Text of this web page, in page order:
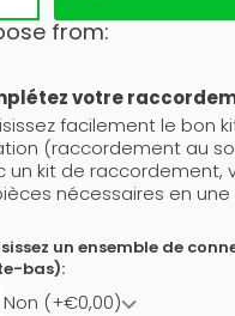
from:
votre
facilement le bon
(raccordement au
un kit de
nécessaires en une
un ensemble de
bas):
Non (+€0,00)